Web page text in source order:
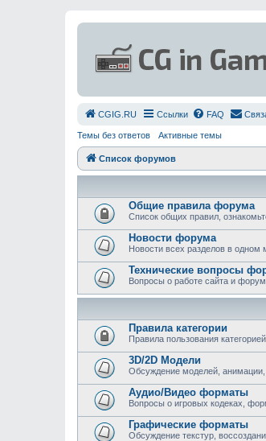
СGIG.RU Ссылки FAQ
Темы без ответов Активные темы
Список форумов
Общие правила форума
Список общих правил,
Новости форума
Новости всех разделов в одном
Технические вопросы
Вопросы о работе сайта и
Правила категории
Правила пользования
3D/2D Модели
Обсуждение моделей, анимации,
Аудио/Видео форматы
Вопросы о игровых кодеках,
Графические форматы
Обсуждение текстур,